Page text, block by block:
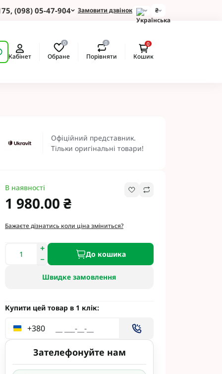
(098) 05-47-904 Замовити дзвінок ₴
Кабінет
0
Обране
0
Порівняти
0
Кошик
Під
Зернових
для Соняшнику
Картоплі
Пест ЮА
Офіційний представник.
Тільки оригінальні товари!
В наявності
1 980.00 ₴
Бажаєте дізнатись коли ціна зміниться?
До кошика
Швидке замовлення
Купити цей товар в 1 клік:
+380
Зателефонуйте нам